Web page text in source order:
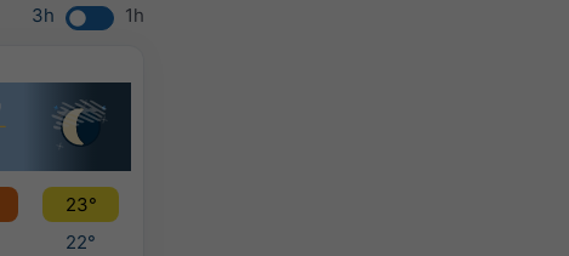
3h 1h
23°
22°